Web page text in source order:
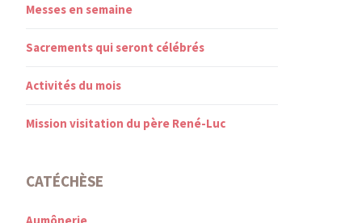
Messes en semaine
Sacrements qui seront célébrés
Activités du mois
Mission visitation du père René-Luc
CATÉCHÈSE
Aumônerie